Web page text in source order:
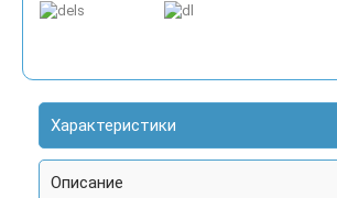
Характеристики
Описание